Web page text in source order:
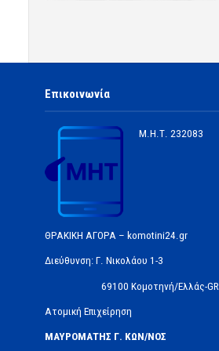
Επικοινωνία
Μ.Η.Τ. 232083
ΘΡΑΚΙΚΗ ΑΓΟΡΑ – komotini24.gr
Διεύθυνση: Γ. Νικολάου 1-3
69100 Κομοτηνή/Ελλάς-GR
Ατομική Επιχείρηση
ΜΑΥΡΟΜΑΤΗΣ Γ. ΚΩΝ/ΝΟΣ